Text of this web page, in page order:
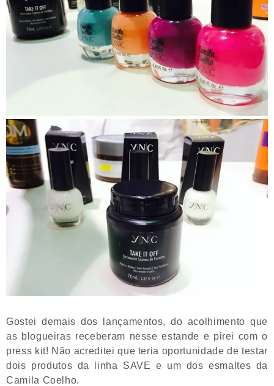
Gostei demais dos lançamentos, do acolhimento que
as blogueiras receberam nesse estande e pirei com o
press kit! Não acreditei que teria oportunidade de testar
dois produtos da linha SAVE e um dos esmaltes da
Camila Coelho.